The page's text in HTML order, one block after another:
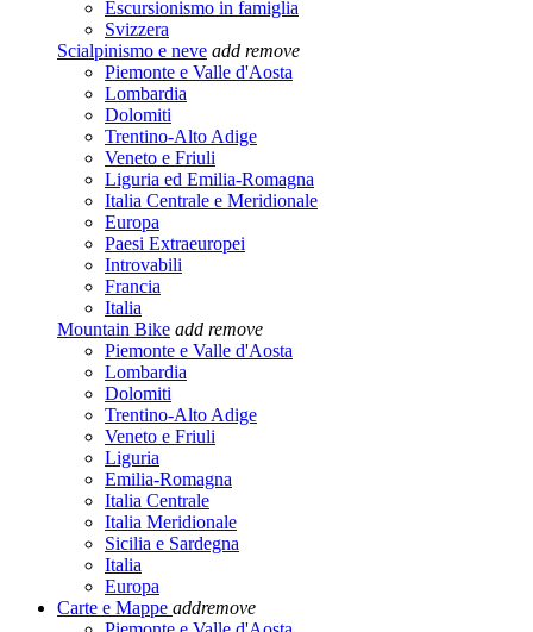
Escursionismo in famiglia
Svizzera
Scialpinismo e neve add remove
Piemonte e Valle d'Aosta
Lombardia
Dolomiti
Trentino-Alto Adige
Veneto e Friuli
Liguria ed Emilia-Romagna
Italia Centrale e Meridionale
Europa
Paesi Extraeuropei
Introvabili
Francia
Italia
Mountain Bike add remove
Piemonte e Valle d'Aosta
Lombardia
Dolomiti
Trentino-Alto Adige
Veneto e Friuli
Liguria
Emilia-Romagna
Italia Centrale
Italia Meridionale
Sicilia e Sardegna
Italia
Europa
Carte e Mappe addremove